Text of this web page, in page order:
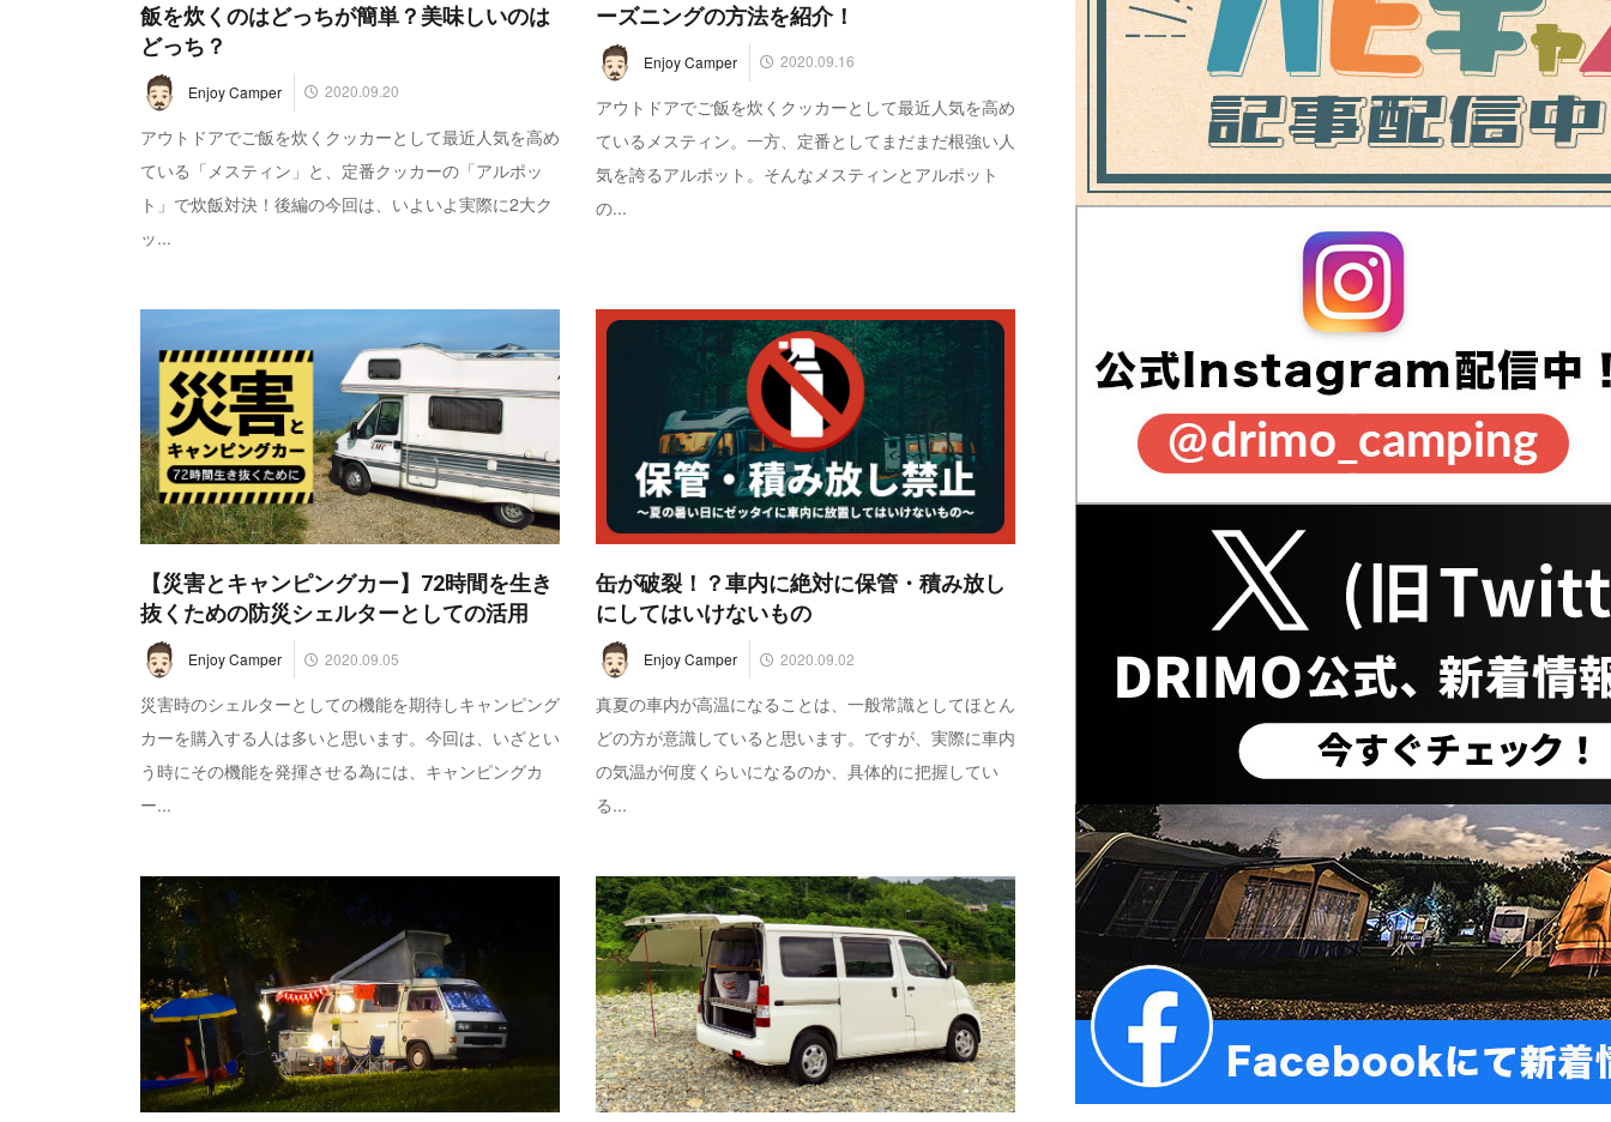
飯を炊くのはどっちが簡単？美味しいのは
どっち？
Enjoy Camper 2020.09.20
アウトドアでご飯を炊くクッカーとして最近人気を高め
ている「メスティン」と、定番クッカーの「アルポッ
ト」で炊飯対決！後編の今回は、いよいよ実際に2大ク
ッ...
ーズニングの方法を紹介！
Enjoy Camper 2020.09.16
アウトドアでご飯を炊くクッカーとして最近人気を高め
ているメスティン。一方、定番としてまだまだ根強い人
気を誇るアルポット。そんなメスティンとアルポット
の...
【災害とキャンピングカー】72時間を生き
抜くための防災シェルターとしての活用
Enjoy Camper 2020.09.05
災害時のシェルターとしての機能を期待しキャンピング
カーを購入する人は多いと思います。今回は、いざとい
う時にその機能を発揮させる為には、キャンピングカ
ー...
缶が破裂！？車内に絶対に保管・積み放し
にしてはいけないもの
Enjoy Camper 2020.09.02
真夏の車内が高温になることは、一般常識としてほとん
どの方が意識していると思います。ですが、実際に車内
の気温が何度くらいになるのか、具体的に把握してい
る...